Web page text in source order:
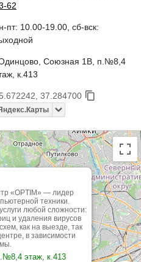
62
пт: 10.00-19.00, сб-вск:
Союзная 1В, п.№8,4
к.413
37.284700
«OPTIM» — лидер
техники.
любой сложности:
и удаления вирусов
как на выезде, так
в зависимости
этаж, к.413